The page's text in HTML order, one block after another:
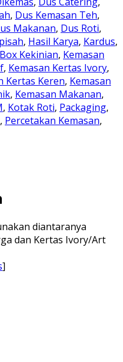
, Dus Kemasan Teh,
Makanan, Dus Roti,
, Hasil Karya, Kardus,
Kekinian, Kemasan
, Kemasan Kertas Ivory,
Kertas Keren, Kemasan
, Kemasan Makanan,
, Kotak Roti, Packaging,
, Percetakan Kemasan,
diantaranya
dan Kertas Ivory/Art
]